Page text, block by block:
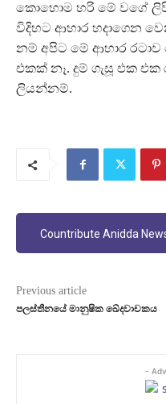
කොහොම හරි මේ වගේ
විදිහට ආහාර හදාගෙන
නම් අපිට මේ ආහාර
එකක් නෑ. දුම් ගැසූ එක
ලියන්නම්.
Countribute Anidda
Previous article
පලස්තීනයේ මානුෂික ඛේදවාචකය
-